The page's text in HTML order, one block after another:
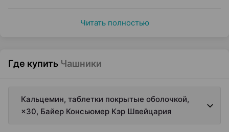
Читать полностью
Где купить Чашники
Кальцемин, таблетки покрытые оболочкой,
×30, Байер Консьюмер Кэр Швейцария